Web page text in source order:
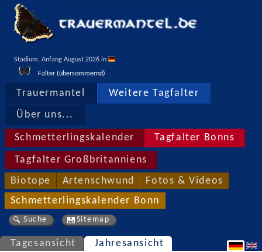
Stadium, Anfang August 2026 in
Falter (übersommernd)
Trauermantel Weitere Tagfalter
Über uns...
Schmetterlingskalender Tagfalter Bonns
Tagfalter Großbritanniens
Biotope Artenschwund Fotos & Videos
Schmetterlingskalender Bonn
Suche Sitemap
Tagesansicht Jahresansicht